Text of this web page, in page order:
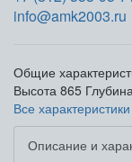
info@amk2003.ru
Общие
Высота 865 Глубина
Все характеристики
Описание и